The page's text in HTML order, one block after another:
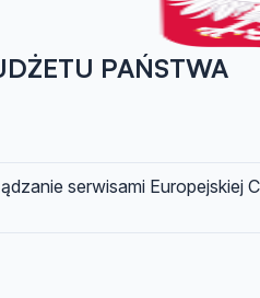
PAŃSTWA
serwisami Europejskiej